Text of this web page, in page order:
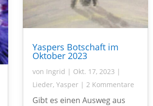
Yaspers Botschaft im
Oktober 2023
von Ingrid | Okt. 17, 2023 |
Lieder,Yasper | 2 Kommentare
Gibt es einen Ausweg aus